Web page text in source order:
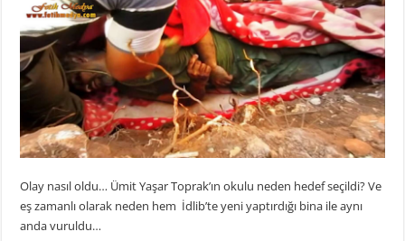
Olay nasıl oldu… Ümit Yaşar Toprak’ın okulu neden hedef seçildi? Ve
eş zamanlı olarak neden hem İdlib’te yeni yaptırdığı bina ile aynı
anda vuruldu…